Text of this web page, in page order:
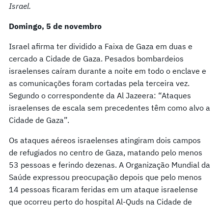
Israel.
Domingo, 5 de novembro
Israel afirma ter dividido a Faixa de Gaza em duas e
cercado a Cidade de Gaza. Pesados bombardeios
israelenses caíram durante a noite em todo o enclave e
as comunicações foram cortadas pela terceira vez.
Segundo o correspondente da Al Jazeera: “Ataques
israelenses de escala sem precedentes têm como alvo a
Cidade de Gaza”.
Os ataques aéreos israelenses atingiram dois campos
de refugiados no centro de Gaza, matando pelo menos
53 pessoas e ferindo dezenas. A Organização Mundial da
Saúde expressou preocupação depois que pelo menos
14 pessoas ficaram feridas em um ataque israelense
que ocorreu perto do hospital Al-Quds na Cidade de